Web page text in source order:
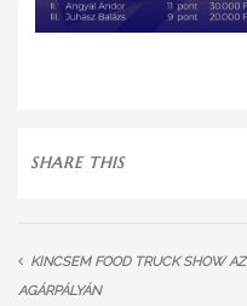
SHARE THIS
KINCSEM FOOD TRUCK SHOW AZ
AGÁRPÁLYÁN